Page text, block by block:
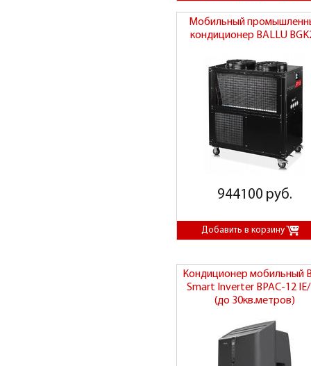
Мобильный
кондиционер BALLU
944100 руб.
Кондиционер мобильный
Smart Inverter BPAC-12
(до 30кв.метров)